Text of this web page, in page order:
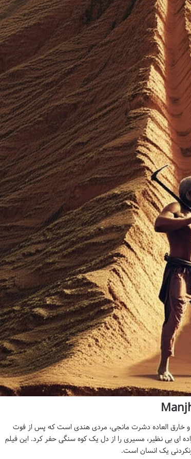
و خارق العاده دشرت مانجی، مردی هندی است که پس از فوت
ای بی نظیر، مسیری را از دل یک کوه سنگی حفر کرد. این فیلم